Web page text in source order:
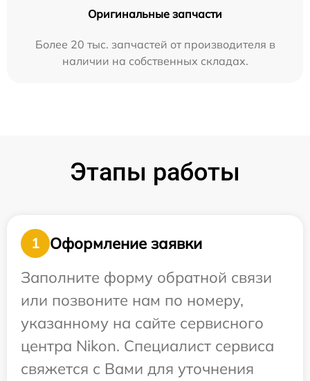
Оригинальные запчасти
Более 20 тыс. запчастей от производителя в
наличии на собственных складах.
Этапы работы
1
Оформление заявки
Заполните форму обратной связи
или позвоните нам по номеру,
указанному на сайте сервисного
центра Nikon. Специалист сервиса
свяжется с Вами для уточнения